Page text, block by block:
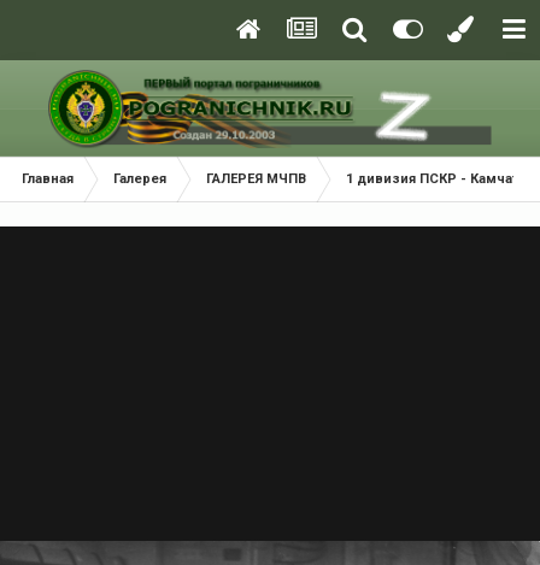
Главная Галерея ГАЛЕРЕЯ МЧПВ 1 дивизия ПСКР - Камчатка